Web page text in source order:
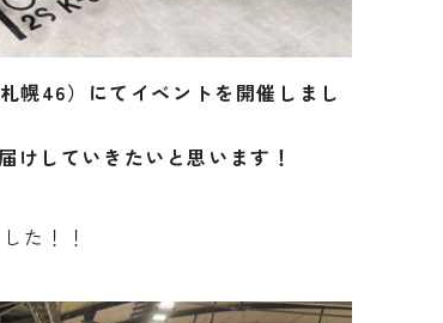
幌46）にてイベントを開催しまし
けしていきたいと思います！
た！！